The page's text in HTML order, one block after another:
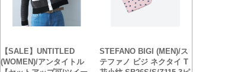
【SALE】UNTITLED
(WOMEN)/アンタイトル
STEFANO BIGI (MEN)/ス
テファノ ビジ ネクタイ T